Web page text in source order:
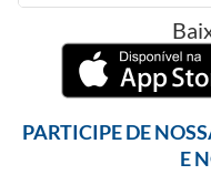
PARTICIPE DE
E